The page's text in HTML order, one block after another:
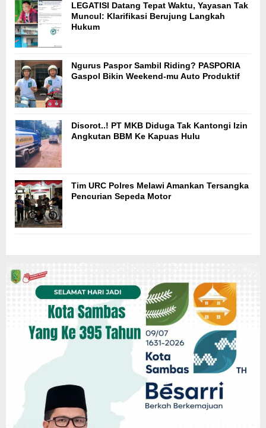
LEGATISI Datang Tepat Waktu, Yayasan Tak
Muncul: Klarifikasi Berujung Langkah
Hukum
Ngurus Paspor Sambil Riding? PASPORIA
Gaspol Bikin Weekend-mu Auto Produktif
Disorot..! PT MKB Diduga Tak Kantongi Izin
Angkutan BBM Ke Kapuas Hulu
Tim URC Polres Melawi Amankan Tersangka
Pencurian Sepeda Motor